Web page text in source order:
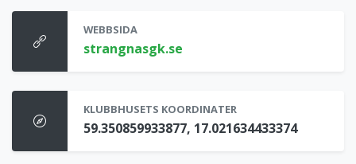
WEBBSIDA
strangnasgk.se
KLUBBHUSETS KOORDINATER
59.350859933877, 17.021634433374